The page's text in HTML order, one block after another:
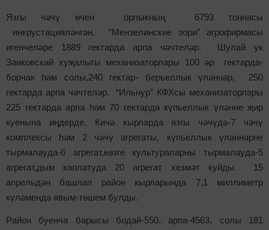
Язгы чәчү өчен орлыкның 6793 тоннасы
инкрустацияләнгән. “Мензелинские зори” агрофирмасы
игенчеләре 1889 гектарда арпа чәчтеләр. Шулай ук
Заиковский хуҗалыгы механизаторлары 100 әр гектарда-
борчак һәм солы,240 гектар- берьеллык үләннәр, 250
гектарда арпа чәчтеләр. “Ильнур” КФХсы механизаторлары
225 гектарда арпа һәм 70 гектарда күпьеллык үләнне җир
куенына иңдерде. Кичә кырларда язгы чәчүдә-7 чәчү
комплексы һәм 2 чәчү агрегаты, күпьеллык үләннәрне
тырмалауда-6 агрегат,көзге культураларны тырмалауда-5
агрегат,дым каплатуда 20 агрегат хезмәт куйды. 15
апрельдән башлап район кырларында 7,1 миллиметр
күләмендә явым-төшем булды.
Район буенча барысы бодай-550, арпа-4563, солы 181